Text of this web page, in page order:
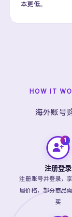
本更低。
HOW IT
海外账号
注册登录
注册账号并登录，
属价格，部分商品
买